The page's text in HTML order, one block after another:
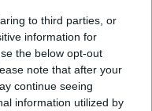
to third parties, or
information for
the below opt-out
note that after your
continue seeing
information utilized by